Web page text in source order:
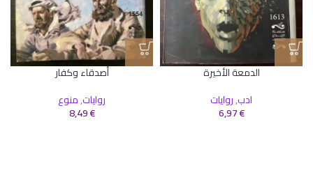
الدمعة الأخيرة
ادب,روايات
6,97€
أصدقاء وكفار
روايات,منوع
8,49€